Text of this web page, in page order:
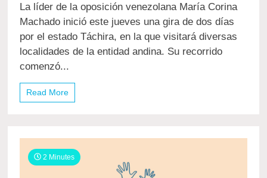
Corina
en
La líder de la oposición venezolana María Corina
Machado inició este jueves una gira de dos días
por el estado Táchira, en la que visitará diversas
localidades de la entidad andina. Su recorrido
comenzó...
Read More
2 Minutes